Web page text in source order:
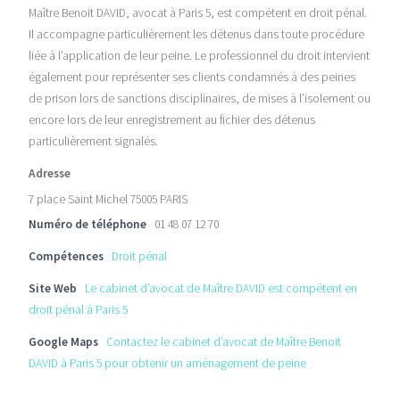
Maître Benoit DAVID, avocat à Paris 5, est compétent en droit pénal.
Il accompagne particulièrement les détenus dans toute procédure
liée à l’application de leur peine. Le professionnel du droit intervient
également pour représenter ses clients condamnés à des peines
de prison lors de sanctions disciplinaires, de mises à l’isolement ou
encore lors de leur enregistrement au fichier des détenus
particulièrement signalés.
Adresse
7 place Saint Michel 75005 PARIS
Numéro de téléphone 01 48 07 12 70
Compétences Droit pénal
Site Web
Le cabinet d’avocat de Maître DAVID est compétent en
droit pénal à Paris 5
Google Maps Contactez le cabinet d’avocat de Maître Benoit
DAVID à Paris 5 pour obtenir un aménagement de peine